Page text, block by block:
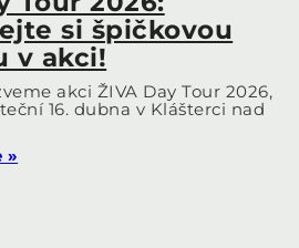
si špičkovou
v akci!
akci ŽIVA Day Tour 2026,
16. dubna v Klášterci nad
»